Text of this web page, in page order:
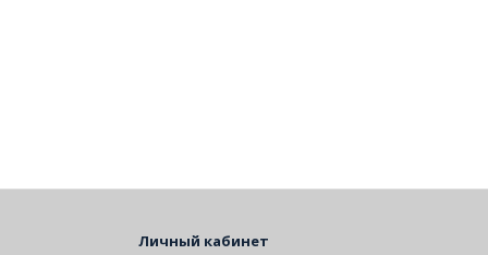
Личный кабинет